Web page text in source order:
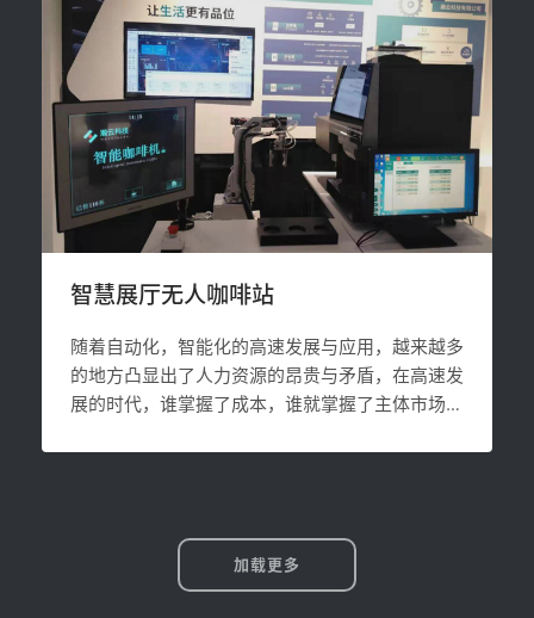
智慧展厅无人咖啡站
随着自动化，智能化的高速发展与应用，越来越多
的地方凸显出了人力资源的昂贵与矛盾，在高速发
展的时代，谁掌握了成本，谁就掌握了主体市场，
好至取餐区域。
加载更多